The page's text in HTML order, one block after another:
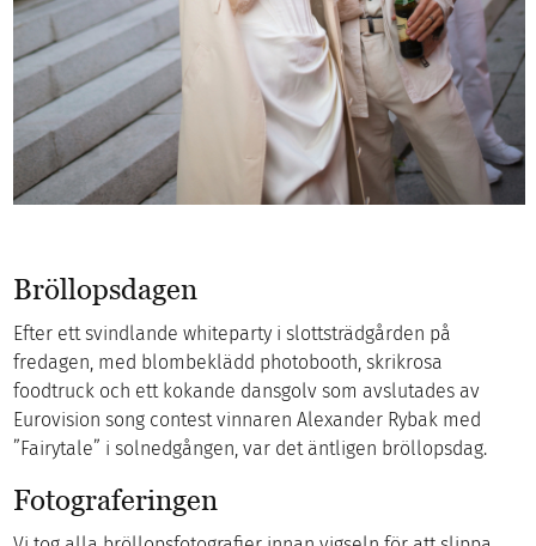
Bröllopsdagen
Efter ett svindlande whiteparty i slottsträdgården på
fredagen, med blombeklädd photobooth, skrikrosa
foodtruck och ett kokande dansgolv som avslutades av
Eurovision song contest vinnaren Alexander Rybak med
”Fairytale” i solnedgången, var det äntligen bröllopsdag.
Fotograferingen